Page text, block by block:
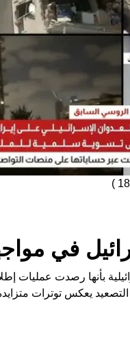
)
في
بأنها رصدت عمليات
التصعيد يعكس توترات